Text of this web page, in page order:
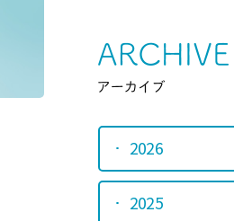
2026
2025